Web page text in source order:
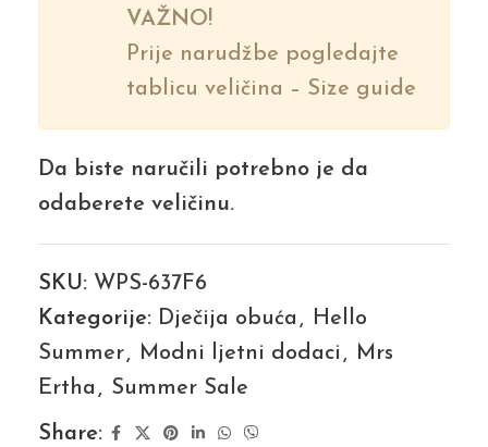
VAŽNO!
Prije narudžbe pogledajte
tablicu veličina – Size guide
Da biste naručili potrebno je da
odaberete veličinu.
SKU: WPS-637F6
Kategorije: Dječija obuća , Hello
Summer, Modni ljetni dodaci , Mrs
Ertha , Summer Sale
Share: